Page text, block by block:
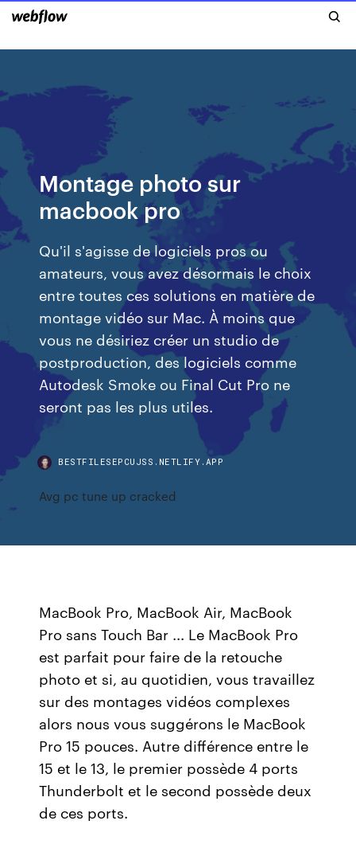
Montage photo sur
macbook pro
Qu'il s'agisse de logiciels pros ou
amateurs, vous avez désormais le choix
entre toutes ces solutions en matière de
montage vidéo sur Mac. À moins que
vous ne désiriez créer un studio de
postproduction, des logiciels comme
Autodesk Smoke ou Final Cut Pro ne
seront pas les plus utiles.
BESTFILESEPCUJSS.NETLIFY.APP
Avg pc tune up cracked
MacBook Pro, MacBook Air, MacBook
Pro sans Touch Bar ... Le MacBook Pro
est parfait pour faire de la retouche
photo et si, au quotidien, vous travaillez
sur des montages vidéos complexes
alors nous vous suggérons le MacBook
Pro 15 pouces. Autre différence entre le
15 et le 13, le premier possède 4 ports
Thunderbolt et le second possède deux
de ces ports.